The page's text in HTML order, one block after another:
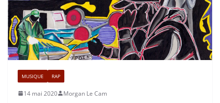
MUSIQUE RAP
14 mai 2020 Morgan Le Cam